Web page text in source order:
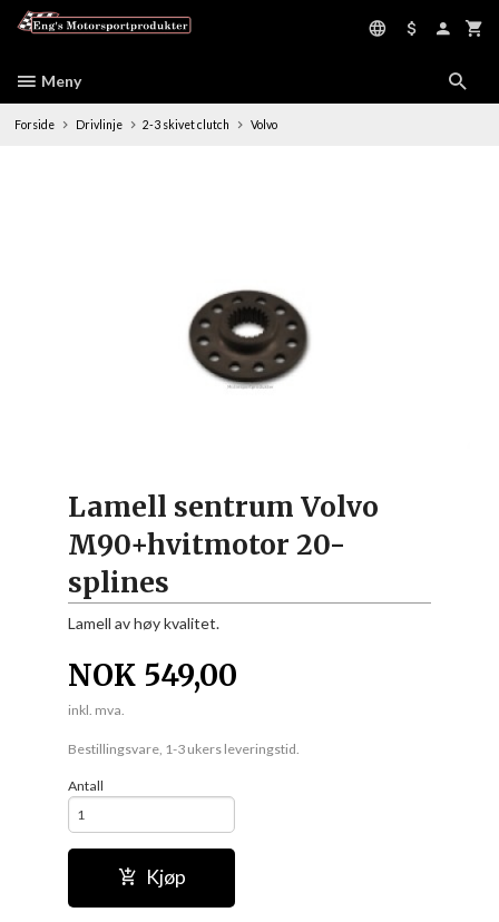
Meny
Forside Drivlinje 2-3 skivet clutch Volvo
Lamell sentrum Volvo
M90+hvitmotor 20-
splines
Lamell av høy kvalitet.
NOK 549,00
inkl. mva.
Bestillingsvare, 1-3 ukers leveringstid.
Antall
Kjøp